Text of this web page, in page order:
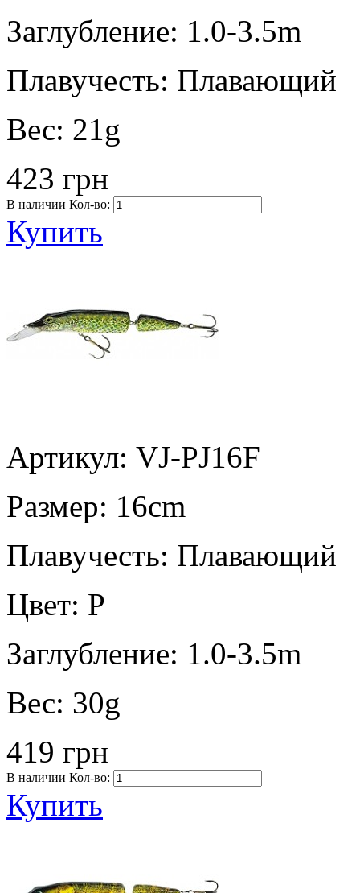
Заглубление: 1.0-3.5m
Плавучесть: Плавающий
Вес: 21g
423 грн
В наличии Кол-во:
Купить
Артикул: VJ-PJ16F
Размер: 16cm
Плавучесть: Плавающий
Цвет: P
Заглубление: 1.0-3.5m
Вес: 30g
419 грн
В наличии Кол-во:
Купить